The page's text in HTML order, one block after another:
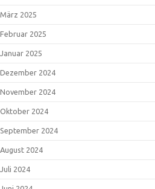
März 2025
Februar 2025
Januar 2025
Dezember 2024
November 2024
Oktober 2024
September 2024
August 2024
Juli 2024